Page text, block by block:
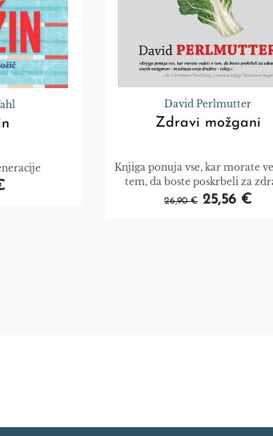
David Perlmutter
Zdravi možgani
Knjiga ponuja vse, kar morate
tem, da boste poskrbeli za
svojih možganov – in zdravje
družine.
26,90 € 25,56 €